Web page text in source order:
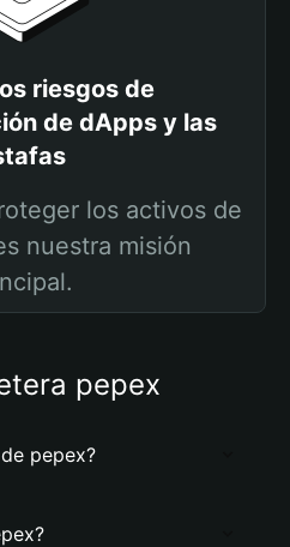
riesgos de
de dApps y las
los activos de
nuestra misión
pepex
pepex?